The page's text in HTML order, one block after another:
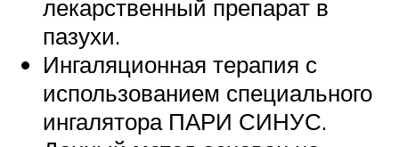
лекарственный препарат в
пазухи.
Ингаляционная терапия с
использованием специального
ингалятора ПАРИ СИНУС.